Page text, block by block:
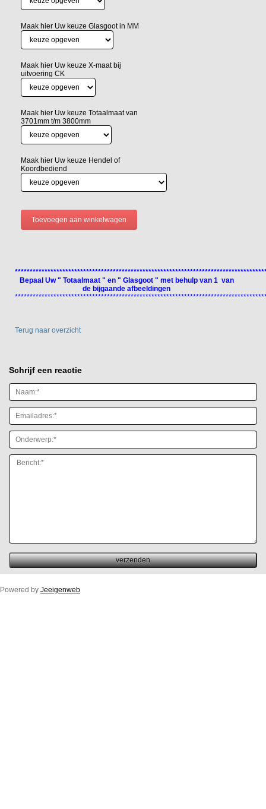
Maak hier Uw keuze Glasgoot in MM
Maak hier Uw keuze X-maat bij
uitvoering CK
Maak hier Uw keuze Totaalmaat van
3701mm t/m 3800mm
Maak hier Uw keuze Hendel of
Koordbediend
Bepaal Uw " Totaalmaat " en " Glasgoot " met behulp van 1 van
de bijgaande afbeeldingen
Terug naar overzicht
Schrijf een reactie
Powered by Jeeigenweb